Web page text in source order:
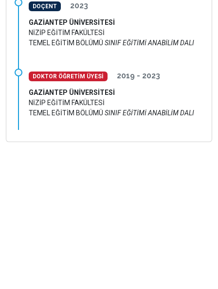
DOÇENT 2023
GAZİANTEP ÜNİVERSİTESİ
NİZİP EĞİTİM FAKÜLTESİ
TEMEL EĞİTİM BÖLÜMÜ SINIF EĞİTİMİ ANABİLİM DALI
DOKTOR ÖĞRETİM ÜYESİ 2019 - 2023
GAZİANTEP ÜNİVERSİTESİ
NİZİP EĞİTİM FAKÜLTESİ
TEMEL EĞİTİM BÖLÜMÜ SINIF EĞİTİMİ ANABİLİM DALI